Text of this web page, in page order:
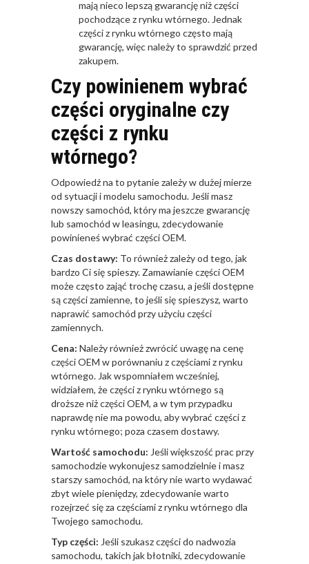
mają nieco lepszą gwarancję niż części
pochodzące z rynku wtórnego. Jednak
części z rynku wtórnego często mają
gwarancję, więc należy to sprawdzić przed
zakupem.
Czy powinienem wybrać
części oryginalne czy
części z rynku
wtórnego?
Odpowiedź na to pytanie zależy w dużej mierze
od sytuacji i modelu samochodu. Jeśli masz
nowszy samochód, który ma jeszcze gwarancję
lub samochód w leasingu, zdecydowanie
powinieneś wybrać części OEM.
Czas dostawy: To również zależy od tego, jak
bardzo Ci się spieszy. Zamawianie części OEM
może często zająć trochę czasu, a jeśli dostępne
są części zamienne, to jeśli się spieszysz, warto
naprawić samochód przy użyciu części
zamiennych.
Cena: Należy również zwrócić uwagę na cenę
części OEM w porównaniu z częściami z rynku
wtórnego. Jak wspomniałem wcześniej,
widziałem, że części z rynku wtórnego są
droższe niż części OEM, a w tym przypadku
naprawdę nie ma powodu, aby wybrać części z
rynku wtórnego; poza czasem dostawy.
Wartość samochodu: Jeśli większość prac przy
samochodzie wykonujesz samodzielnie i masz
starszy samochód, na który nie warto wydawać
zbyt wiele pieniędzy, zdecydowanie warto
rozejrzeć się za częściami z rynku wtórnego dla
Twojego samochodu.
Typ części: Jeśli szukasz części do nadwozia
samochodu, takich jak błotniki, zdecydowanie